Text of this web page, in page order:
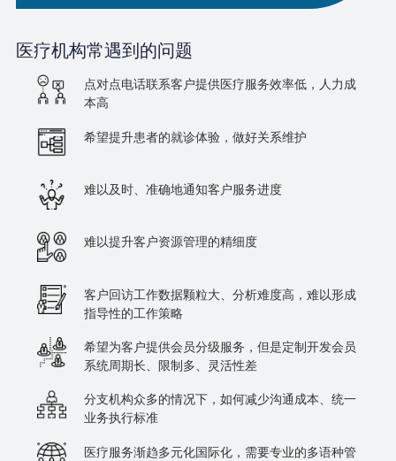
医疗机构常遇到的问题
点对点电话联系客户提供医疗服务效率低，人力成
本高
希望提升患者的就诊体验，做好关系维护
难以及时、准确地通知客户服务进度
难以提升客户资源管理的精细度
客户回访工作数据颗粒大、分析难度高，难以形成
指导性的工作策略
希望为客户提供会员分级服务，但是定制开发会员
系统周期长、限制多、灵活性差
分支机构众多的情况下，如何减少沟通成本、统一
业务执行标准
医疗服务渐趋多元化国际化，需要专业的多语种管